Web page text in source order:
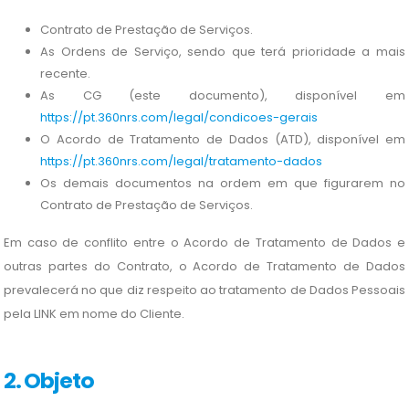
Contrato de Prestação de Serviços.
As Ordens de Serviço, sendo que terá prioridade a mais
recente.
As CG (este documento), disponível em
https://pt.360nrs.com/legal/condicoes-gerais
O Acordo de Tratamento de Dados (ATD), disponível em
https://pt.360nrs.com/legal/tratamento-dados
Os demais documentos na ordem em que figurarem no
Contrato de Prestação de Serviços.
Em caso de conflito entre o Acordo de Tratamento de Dados e
outras partes do Contrato, o Acordo de Tratamento de Dados
prevalecerá no que diz respeito ao tratamento de Dados Pessoais
pela LINK em nome do Cliente.
2. Objeto